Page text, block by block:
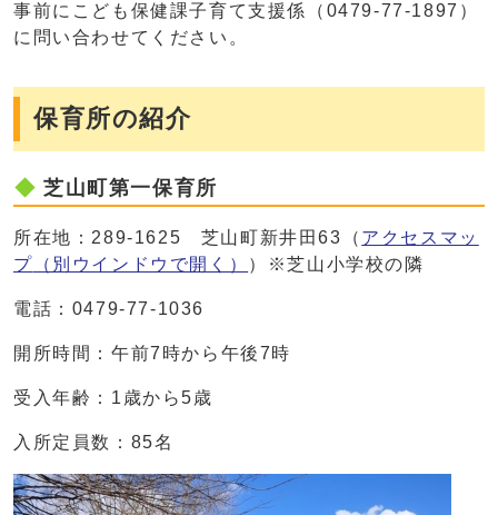
事前にこども保健課子育て支援係（0479-77-1897）
に問い合わせてください。
保育所の紹介
芝山町第一保育所
所在地：289-1625 芝山町新井田63（ アクセスマッ
プ （別ウインドウで開く） ）※芝山小学校の隣
電話：0479-77-1036
開所時間：午前7時から午後7時
受入年齢：1歳から5歳
入所定員数：85名